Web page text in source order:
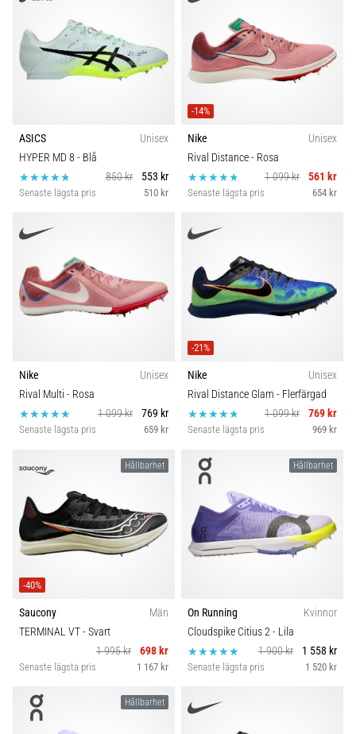
ASICS
Unisex
HYPER MD 8 - Blå
850 kr
553 kr
Senaste lägsta pris 510 kr
-14%
Nike
Unisex
Rival Distance- Rosa
1 099 kr
561 kr
Senaste lägsta pris 654 kr
Nike
Unisex
Rival Multi - Rosa
1 099 kr
769 kr
Senaste lägsta pris 659 kr
-21%
Nike
Unisex
Rival Distance Glam - Flerfärgad
1 099 kr
769 kr
Senaste lägsta pris 969 kr
Hållbarhet
-40%
Saucony
Män
TERMINAL VT- Svart
1 995 kr
698 kr
Senaste lägsta pris 1 167 kr
Hållbarhet
On Running
Kvinnor
Cloudspike Citius 2- Lila
1 900 kr
1 558 kr
Senaste lägsta pris 1 520 kr
Hållbarhet